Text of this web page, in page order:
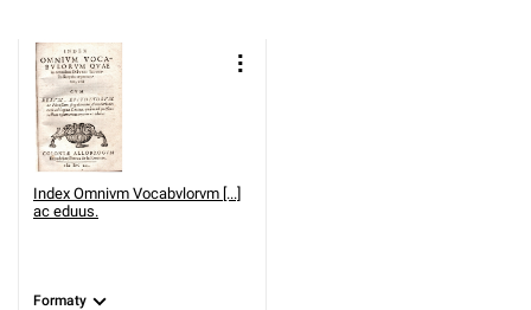
Index Omnivm Vocabvlorvm [...]
ac eduus.
Formaty